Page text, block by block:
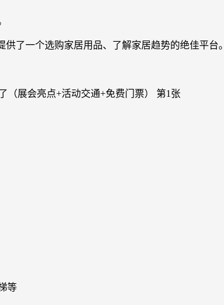
了一个选购家居用品、了解家居趋势的绝佳平台。
等